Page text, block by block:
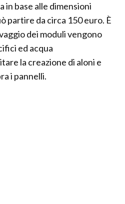
in base alle dimensioni
partire da circa 150 euro. È
dei moduli vengono
ed acqua
la creazione di aloni e
i pannelli.